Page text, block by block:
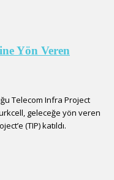
Yön Veren
Telecom Infra Project
geleceğe yön veren
(TIP) katıldı.